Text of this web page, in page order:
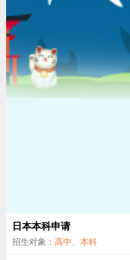
日本本科申请
招生对象： 高中、本科